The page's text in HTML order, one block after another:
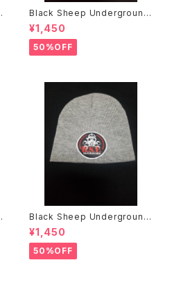
Black Sheep Underground
ニットキャップ
¥1,450
50%OFF
Black Sheep Underground
ニットキャップ
¥1,450
50%OFF